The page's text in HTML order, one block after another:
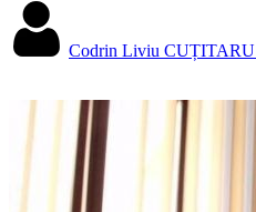
Codrin Liviu CUȚITARU